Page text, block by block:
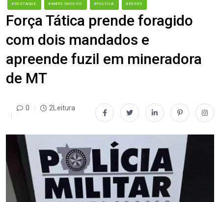
#DESTAQUE #MATO GROSSO #POLÍCIA #REDES
Força Tática prende foragido
com dois mandados e
apreende fuzil em mineradora
de MT
0 2Leitura